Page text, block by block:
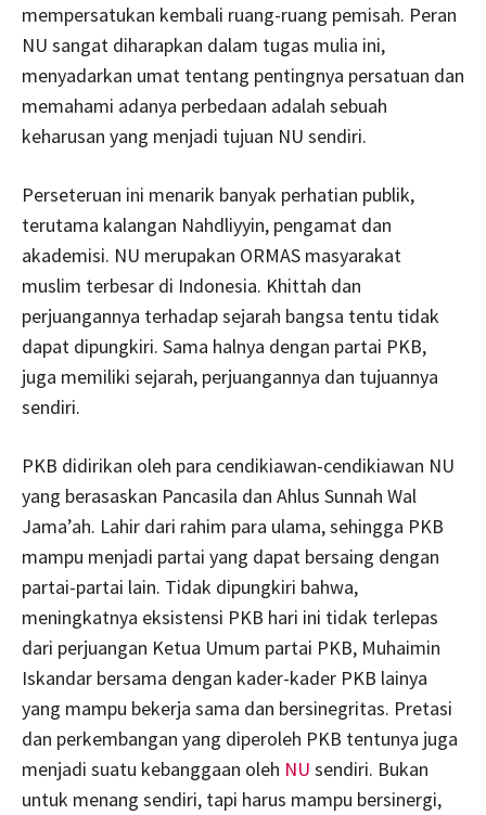
mempersatukan kembali ruang-ruang pemisah. Peran
NU sangat diharapkan dalam tugas mulia ini,
menyadarkan umat tentang pentingnya persatuan dan
memahami adanya perbedaan adalah sebuah
keharusan yang menjadi tujuan NU sendiri.
Perseteruan ini menarik banyak perhatian publik,
terutama kalangan Nahdliyyin, pengamat dan
akademisi. NU merupakan ORMAS masyarakat
muslim terbesar di Indonesia. Khittah dan
perjuangannya terhadap sejarah bangsa tentu tidak
dapat dipungkiri. Sama halnya dengan partai PKB,
juga memiliki sejarah, perjuangannya dan tujuannya
sendiri.
PKB didirikan oleh para cendikiawan-cendikiawan NU
yang berasaskan Pancasila dan Ahlus Sunnah Wal
Jama’ah. Lahir dari rahim para ulama, sehingga PKB
mampu menjadi partai yang dapat bersaing dengan
partai-partai lain. Tidak dipungkiri bahwa,
meningkatnya eksistensi PKB hari ini tidak terlepas
dari perjuangan Ketua Umum partai PKB, Muhaimin
Iskandar bersama dengan kader-kader PKB lainya
yang mampu bekerja sama dan bersinegritas. Pretasi
dan perkembangan yang diperoleh PKB tentunya juga
menjadi suatu kebanggaan oleh NU sendiri. Bukan
untuk menang sendiri, tapi harus mampu bersinergi,